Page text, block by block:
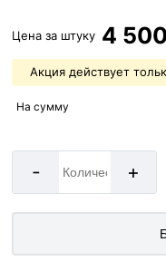
Цена за штуку 4 500
Акция действует
На сумму
- +